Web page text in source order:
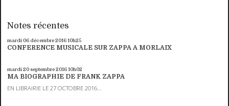
Notes récentes
mardi 06 décembre 201610h25
CONFERENCE MUSICALE SUR ZAPPA A MORLAIX
mardi 20 septembre 201610h02
MA BIOGRAPHIE DE FRANK ZAPPA
EN LIBRAIRIE LE 27 OCTOBRE 2016...